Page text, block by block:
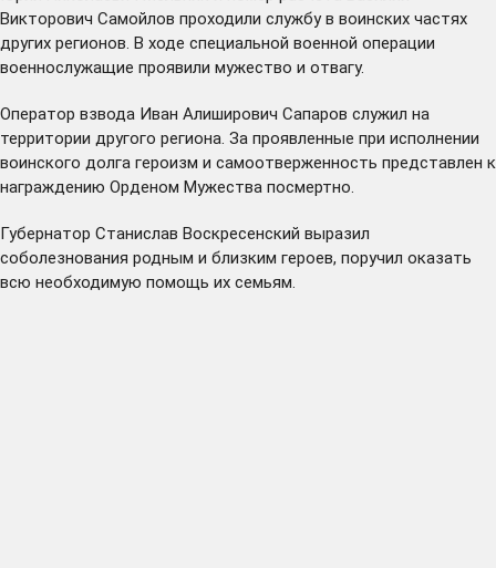
Викторович Самойлов проходили службу в воинских частях
других регионов. В ходе специальной военной операции
военнослужащие проявили мужество и отвагу.
Оператор взвода Иван Алиширович Сапаров служил на
территории другого региона. За проявленные при исполнении
воинского долга героизм и самоотверженность представлен к
награждению Орденом Мужества посмертно.
Губернатор Станислав Воскресенский выразил
соболезнования родным и близким героев, поручил оказать
всю необходимую помощь их семьям.